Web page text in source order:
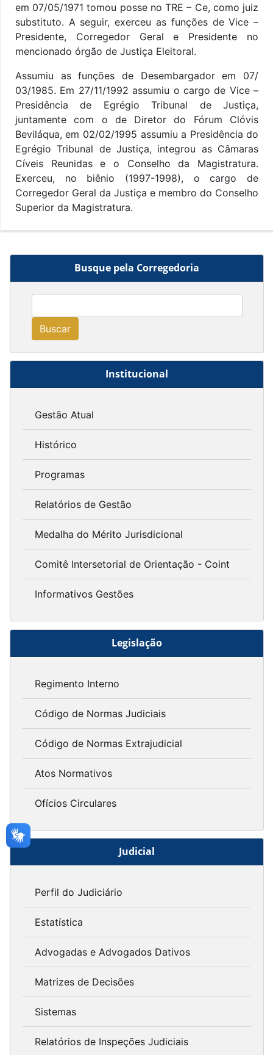
Busque pela Corregedoria
Buscar
Institucional
Gestão Atual
Histórico
Programas
Relatórios de Gestão
Medalha do Mérito Jurisdicional
Comitê Intersetorial de Orientação - Coint
Informativos Gestões
Legislação
Regimento Interno
Código de Normas Judiciais
Código de Normas Extrajudicial
Atos Normativos
Ofícios Circulares
Judicial
Perfil do Judiciário
Estatística
Advogadas e Advogados Dativos
Matrizes de Decisões
Sistemas
Relatórios de Inspeções Judiciais
em 07/05/1971 tomou posse no TRE – Ce, como juiz
substituto. A seguir, exerceu as funções de Vice –
Presidente, Corregedor Geral e Presidente no
mencionado órgão de Justiça Eleitoral.
Assumiu as funções de Desembargador em 07/
03/1985. Em 27/11/1992 assumiu o cargo de Vice –
Presidência de Egrégio Tribunal de Justiça,
juntamente com o de Diretor do Fórum Clóvis
Beviláqua, em 02/02/1995 assumiu a Presidência do
Egrégio Tribunal de Justiça, integrou as Câmaras
Cíveis Reunidas e o Conselho da Magistratura.
Exerceu, no biênio (1997-1998), o cargo de
Corregedor Geral da Justiça e membro do Conselho
Superior da Magistratura.